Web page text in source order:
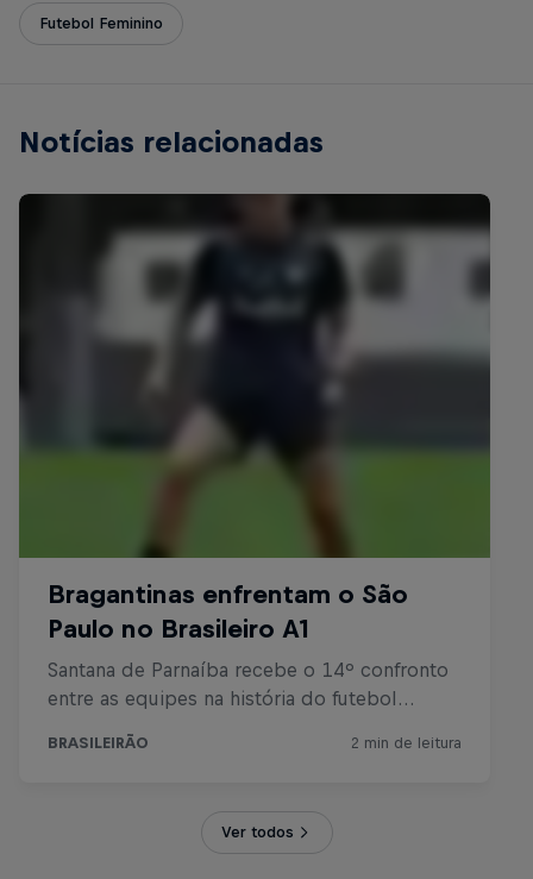
Futebol Feminino
Notícias relacionadas
Ver todos